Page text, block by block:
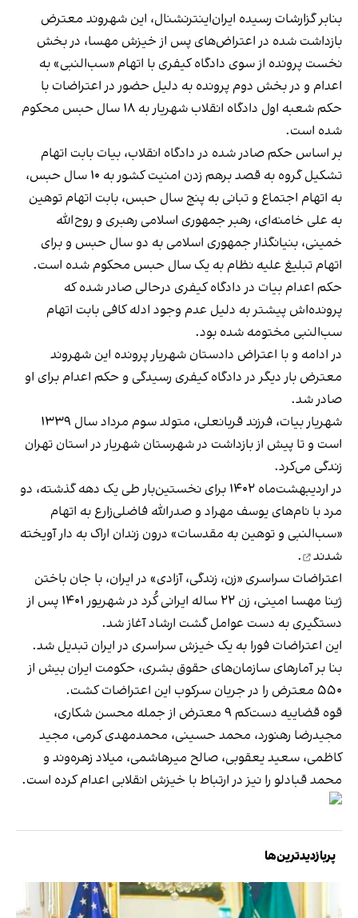
بنابر گزارشات رسیده ایران‌اینترنشنال، این شهروند معترض
بازداشت شده در اعتراض‌های پس از خیزش مهسا، در بخش
نخست پرونده از سوی دادگاه کیفری با اتهام «سب‌النبی» به
اعدام و در بخش دوم پرونده به دلیل حضور در اعتراضات با
حکم شعبه اول دادگاه انقلاب شهریار به ۱۸ سال حبس محکوم
شده است.
بر اساس حکم صادر شده در دادگاه انقلاب، بیات بابت اتهام
تشکیل گروه به قصد برهم زدن امنیت کشور به ۱۰ سال حبس،
به اتهام ‏اجتماع و تبانی به پنج سال حبس، بابت اتهام ‏توهین
به علی خامنه‌ای، رهبر جمهوری اسلامی رهبری و روح‌الله
خمینی، بنیانگذار جمهوری اسلامی به دو سال حبس و برای
اتهام ‏تبلیغ علیه نظام به یک سال حبس محکوم شده است.
حکم اعدام بیات در دادگاه کیفری درحالی صادر شده که
پرونده‌اش پیشتر به دلیل عدم وجود ادله کافی بابت اتهام
سب‌النبی مختومه شده بود.
در ادامه و با اعتراض دادستان شهریار پرونده این شهروند
معترض بار دیگر در دادگاه کیفری رسیدگی و حکم اعدام برای او
صادر شد.
شهریار بیات، فرزند قربانعلی، متولد سوم مرداد سال ۱۳۳۹
است و تا پیش از بازداشت در شهرستان شهریار در استان تهران
زندگی می‌کرد.
در اردیبهشت‌ماه ۱۴۰۲ برای نخستین‌بار طی یک دهه‌ گذشته، دو
مرد با نام‌های یوسف مهراد و صدرالله فاضلی‌زارع به اتهام
«سب‌النبی و توهین به مقدسات» درون زندان اراک به دار آویخته
شدند
.
اعتراضات سراسری «زن، زندگی، آزادی» در ایران، با جان باختن
ژینا مهسا امینی، زن ۲۲ ساله ایرانی کُرد در شهریور ۱۴۰۱ پس از
دستگیری به دست عوامل گشت ارشاد آغاز شد.
این اعتراضات فورا به یک خیزش سراسری در ایران تبدیل شد.
بنا بر آمارهای سازمان‌های حقوق بشری، حکومت ایران بیش از
۵۵۰ معترض را در جریان سرکوب این اعتراضات کشت.
قوه قضاییه دست‌کم ۹ معترض از جمله محسن شکاری،
مجیدرضا رهنورد، محمد حسینی، محمدمهدی کرمی، مجید
کاظمی، سعید یعقوبی، صالح میرهاشمی، میلاد زهره‌وند و
محمد قبادلو را نیز در ارتباط با خیزش انقلابی اعدام کرده است.
پربازدیدترین‌ها